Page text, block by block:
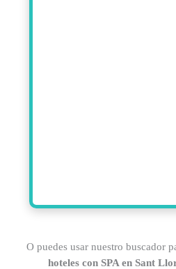
O puedes usar nuestro buscador
hoteles con SPA en Sant